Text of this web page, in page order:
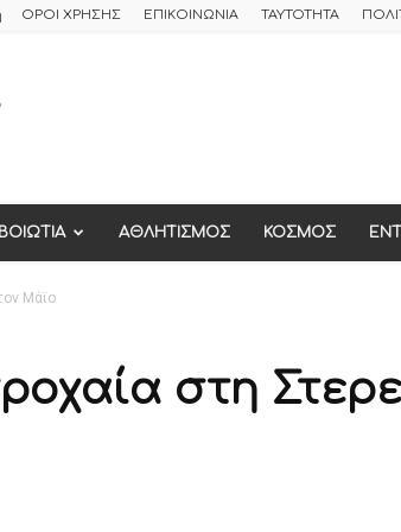
ΟΡΟΙ ΧΡΗΣΗΣ ΕΠΙΚΟΙΝΩΝΙΑ ΤΑΥΤΟΤΗΤΑ
ΒΟΙΩΤΙΑ ΑΘΛΗΤΙΣΜΟΣ ΚΟΣΜΟΣ
Μάϊο
στη